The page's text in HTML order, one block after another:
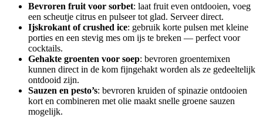
Bevroren fruit voor sorbet: laat fruit even ontdooien, voeg
een scheutje citrus en pulseer tot glad. Serveer direct.
Ijskrokant of crushed ice: gebruik korte pulsen met kleine
porties en een stevig mes om ijs te breken — perfect voor
cocktails.
Gehakte groenten voor soep: bevroren groentemixen
kunnen direct in de kom fijngehakt worden als ze gedeeltelijk
ontdooid zijn.
Sauzen en pesto’s: bevroren kruiden of spinazie ontdooien
kort en combineren met olie maakt snelle groene sauzen
mogelijk.